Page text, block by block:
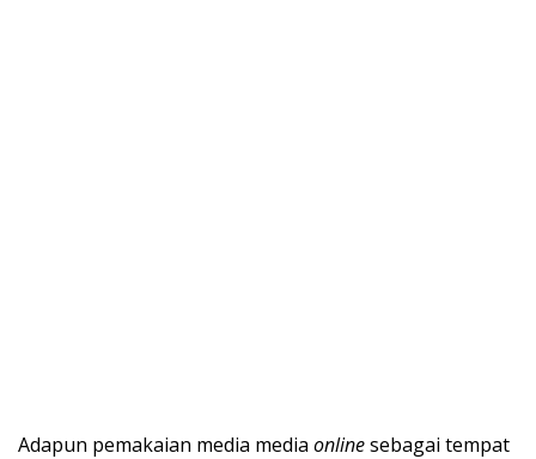
Adapun pemakaian media media onlinesebagai tempat